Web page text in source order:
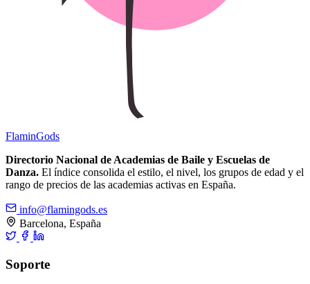
FlaminGods
Directorio Nacional de Academias de Baile y Escuelas de
Danza. El índice consolida el estilo, el nivel, los grupos de edad y el
rango de precios de las academias activas en España.
info@flamingods.es
Barcelona, España
Soporte